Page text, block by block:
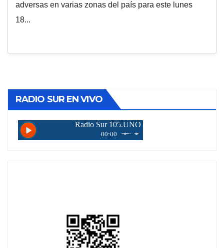
adversas en varias zonas del país para este lunes
18...
RADIO SUR EN VIVO